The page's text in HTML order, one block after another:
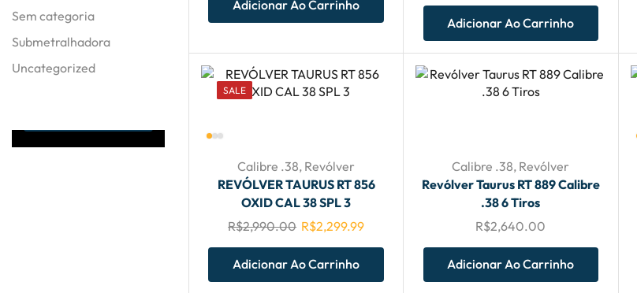
Adicionar Ao Carrinho
Adicionar Ao Carrinho
SALE
Calibre .38, Revólver
REVÓLVER TAURUS RT 856
OXID CAL 38 SPL 3
R$2,990.00 R$2,299.99
Adicionar Ao Carrinho
Calibre .38, Revólver
Revólver Taurus RT 889 Calibre
.38 6 Tiros
R$2,640.00
Adicionar Ao Carrinho
Sem categoria
Submetralhadora
Uncategorized
TIRE SUAS DUVIDAS
ATENDIMENTO
24HRS